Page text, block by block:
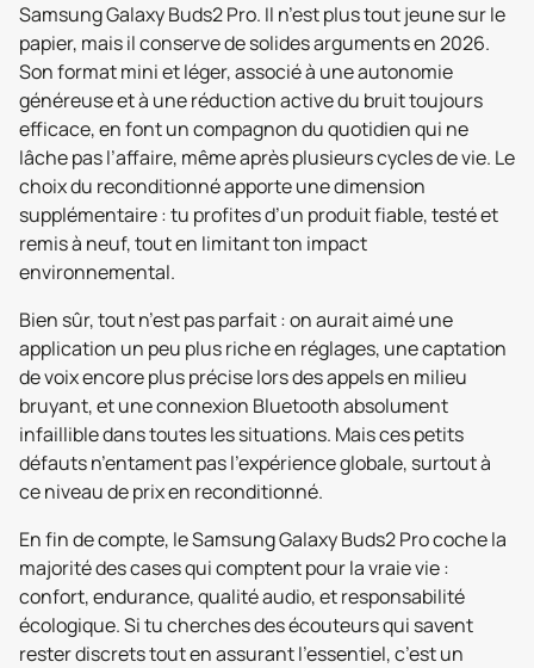
Samsung Galaxy Buds2 Pro. Il n’est plus tout jeune sur le
papier, mais il conserve de solides arguments en 2026.
Son format mini et léger, associé à une autonomie
généreuse et à une réduction active du bruit toujours
efficace, en font un compagnon du quotidien qui ne
lâche pas l’affaire, même après plusieurs cycles de vie. Le
choix du reconditionné apporte une dimension
supplémentaire : tu profites d’un produit fiable, testé et
remis à neuf, tout en limitant ton impact
environnemental.
Bien sûr, tout n’est pas parfait : on aurait aimé une
application un peu plus riche en réglages, une captation
de voix encore plus précise lors des appels en milieu
bruyant, et une connexion Bluetooth absolument
infaillible dans toutes les situations. Mais ces petits
défauts n’entament pas l’expérience globale, surtout à
ce niveau de prix en reconditionné.
En fin de compte, le Samsung Galaxy Buds2 Pro coche la
majorité des cases qui comptent pour la vraie vie :
confort, endurance, qualité audio, et responsabilité
écologique. Si tu cherches des écouteurs qui savent
rester discrets tout en assurant l’essentiel, c’est un